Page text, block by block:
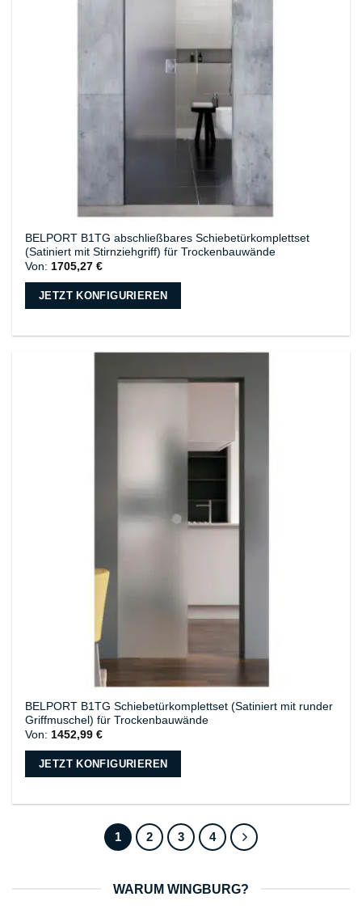
BELPORT B1TG abschließbares Schiebetürkomplettset
(Satiniert mit Stirnziehgriff) für Trockenbauwände
Von:1705,27€
JETZT KONFIGURIEREN
BELPORT B1TG Schiebetürkomplettset (Satiniert mit runder
Griffmuschel) für Trockenbauwände
Von:1452,99€
JETZT KONFIGURIEREN
1 2 3 4
WARUM WINGBURG?